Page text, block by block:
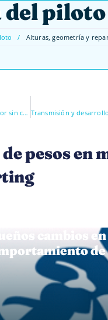
del
/ Alturas, geometría y
Suspensiones en minimotard: cómo ajustar horquilla y amortiguador sin cargarte la moto
pesos en
cambios